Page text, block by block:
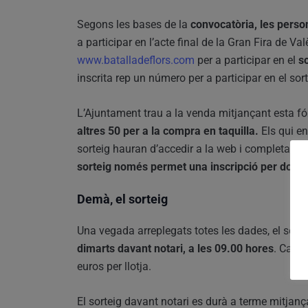
Segons les bases de la convocatòria, les
a participar en l’acte final de la Gran Fira de
www.batalladeflors.com per a participar en el
inscrita rep un número per a participar en el
L’Ajuntament trau a la venda mitjançant esta
altres 50 per a la compra en taquilla. Els qui
sorteig hauran d’accedir a la web i completar
sorteig només permet una inscripció per
Demà, el sorteig
Una vegada arreplegats totes les dades, el
dimarts davant notari, a les 09.00 hores.
euros per llotja.
El sorteig davant notari es durà a terme